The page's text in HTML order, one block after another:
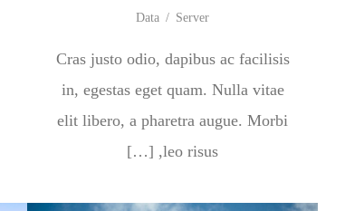
Data / Server
Cras justo odio, dapibus ac facilisis
in, egestas eget quam. Nulla vitae
elit libero, a pharetra augue. Morbi
leo risus, […]